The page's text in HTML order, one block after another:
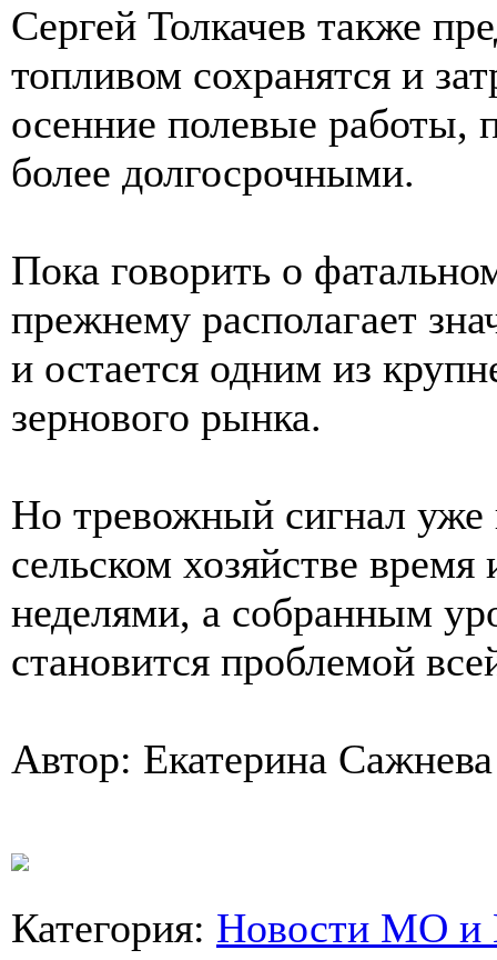
Сергей Толкачев также
топливом сохранятся и
осенние полевые работы,
более долгосрочными.
Пока говорить о
прежнему располагает
и остается одним из
зернового рынка.
Но тревожный сигнал уже
сельском хозяйстве
неделями, а собранным
становится проблемой
Автор: Екатерина Сажнева
Категория: Новости МО